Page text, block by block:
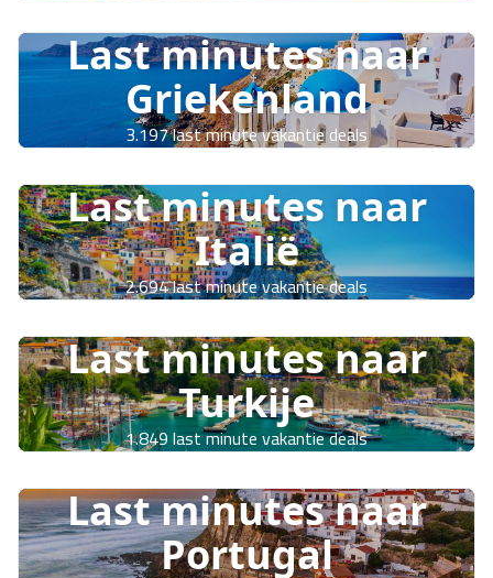
Last minutes naar
Griekenland
3.197 last minute vakantie deals
Last minutes naar
Italië
2.694 last minute vakantie deals
Last minutes naar
Turkije
1.849 last minute vakantie deals
Last minutes naar
Portugal